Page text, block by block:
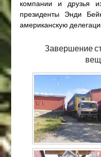
компании и друзья
президенты Энди
американскую
Завершение